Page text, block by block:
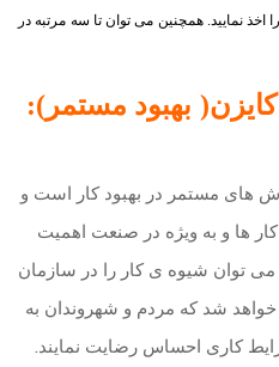
نمایید. همچنین می توان تا سه مرتبه در
بهبود مستمر):
های مستمر در بهبود کار است و
ها و به ویژه در صنعت اهمیت
می توان شیوه ی کار را در سازمان
خواهد شد که مردم و شهروندان به
کاری احساس رضایت نمایند.